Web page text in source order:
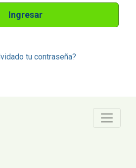
Ingresar
tu contraseña?